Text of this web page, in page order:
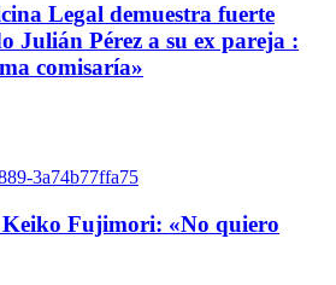
Legal demuestra fuerte
Julián Pérez a su ex pareja :
comisaría»
Fujimori: «No quiero